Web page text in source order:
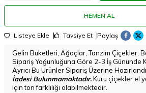
HEMEN AL
Listeye Ekle Tavsiye Et Paylaş
Gelin Buketleri, Ağaçlar, Tanzim Çiçekler,
Sipariş Yoğunluğuna Göre 2-3 İş Gününde
Ayrıcı Bu Ürünler Sipariş Üzerine
İadesi Bulunmamaktadır.Kuru çiçekler el
için ton farklılığı olabilmektedir.